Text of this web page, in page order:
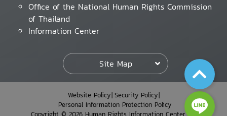
Office of the National Human Rights Commission
of Thailand
Information Center
Site Map
Website Policy Security Policy
Personal Information Protection Policy